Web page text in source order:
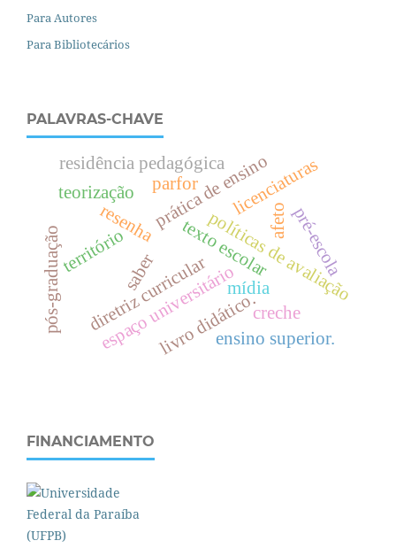
Para Autores
Para Bibliotecários
PALAVRAS-CHAVE
resenha
território
diretriz curricular
prática de ensino
texto escolar
políticas de avaliação
espaço universitário
pós-graduação saber mídia
residência pedagógica
livro didático.
licenciaturas
parfor
pré-escola
creche
ensino superior.
teorização
afeto
FINANCIAMENTO